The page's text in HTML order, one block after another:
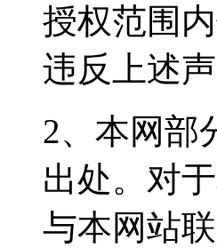
授权范围
违反上述
2、本网部
出处。对
与本网站